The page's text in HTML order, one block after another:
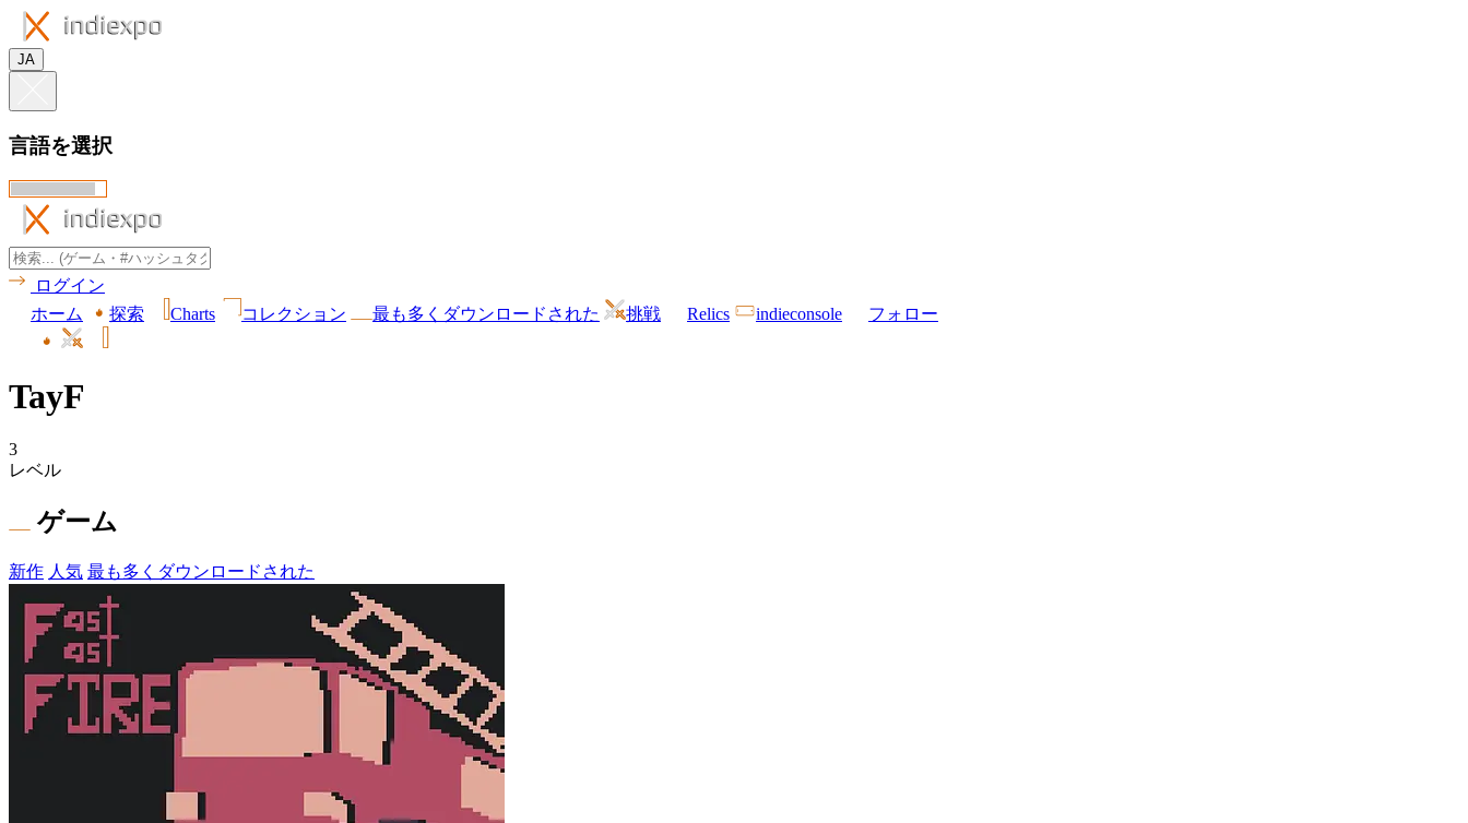
JA
言語を選択
ログイン
ホーム
探索 Charts コレクション 最も多くダウンロードされた 挑戦 Relics indieconsole フォロー
TayF
3
レベル
ゲーム
新作 人気 最も多くダウンロードされた